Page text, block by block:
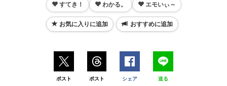
すてき！ わかる。 エモいぃ～
お気に入りに追加 おすすめに追加
ポスト ポスト シェア 送る